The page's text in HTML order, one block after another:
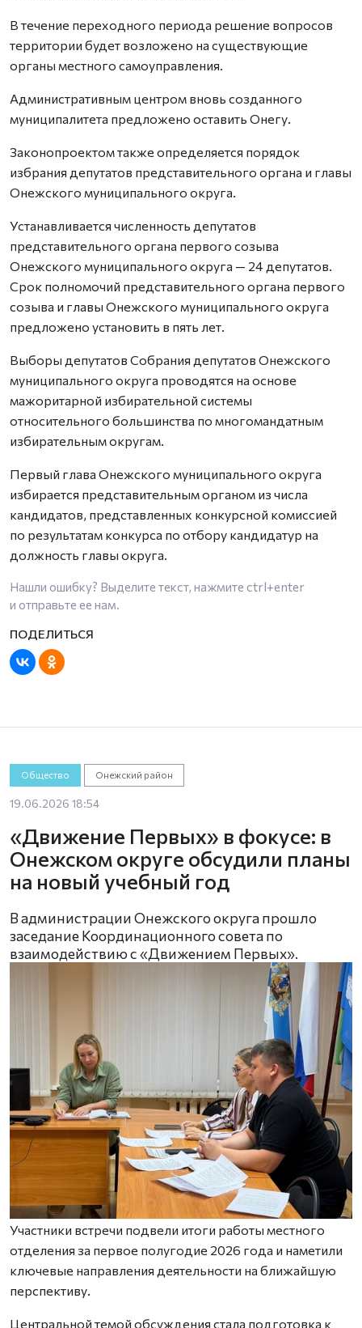
В течение переходного периода решение вопросов
территории будет возложено на существующие
органы местного самоуправления.
Административным центром вновь созданного
муниципалитета предложено оставить Онегу.
Законопроектом также определяется порядок
избрания депутатов представительного органа и главы
Онежского муниципального округа.
Устанавливается численность депутатов
представительного органа первого созыва
Онежского муниципального округа — 24 депутатов.
Срок полномочий представительного органа первого
созыва и главы Онежского муниципального округа
предложено установить в пять лет.
Выборы депутатов Собрания депутатов Онежского
муниципального округа проводятся на основе
мажоритарной избирательной системы
относительного большинства по многомандатным
избирательным округам.
Первый глава Онежского муниципального округа
избирается представительным органом из числа
кандидатов, представленных конкурсной комиссией
по результатам конкурса по отбору кандидатур на
должность главы округа.
Нашли ошибку? Выделите текст, нажмите ctrl+enter
и отправьте ее нам.
Общество Онежский район
19.06.2026 18:54
«Движение Первых» в фокусе: в
Онежском округе обсудили планы
на новый учебный год
В администрации Онежского округа прошло
заседание Координационного совета по
взаимодействию с «Движением Первых».
Участники встречи подвели итоги работы местного
отделения за первое полугодие 2026 года и наметили
ключевые направления деятельности на ближайшую
перспективу.
Центральной темой обсуждения стала подготовка к